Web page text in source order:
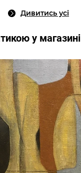
Дивитись усі
у магазині